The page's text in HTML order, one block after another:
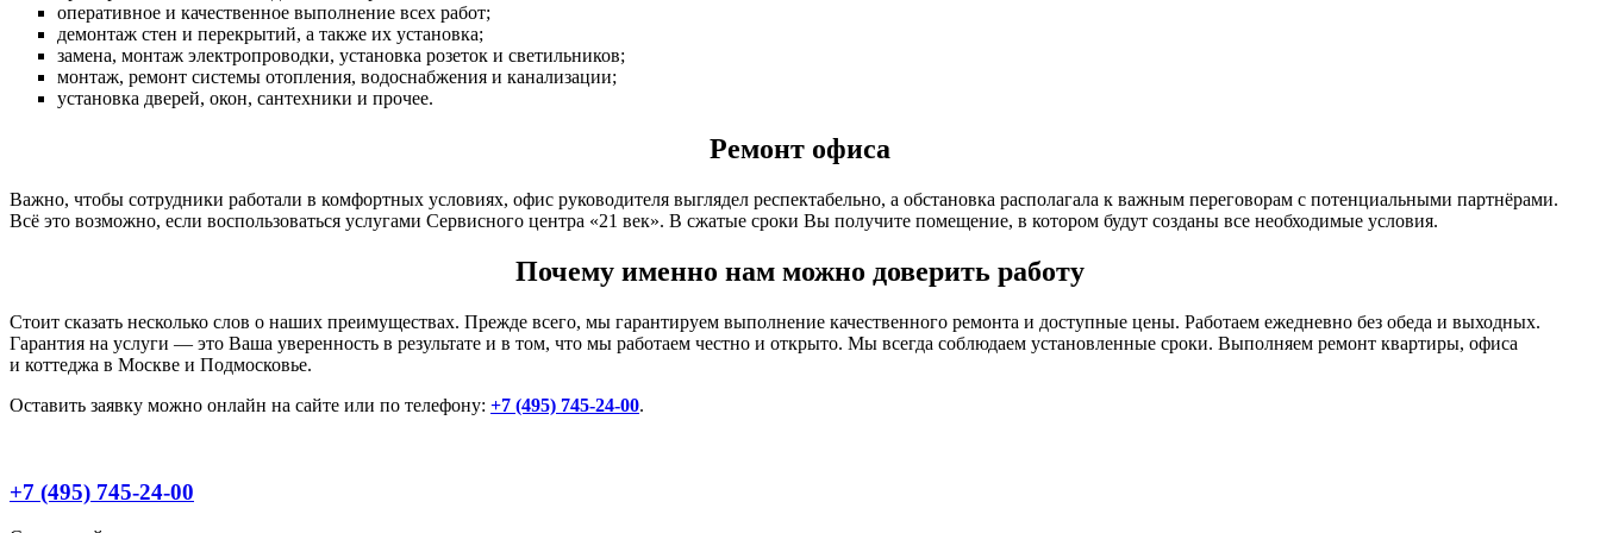
оперативное и качественное выполнение всех работ;
демонтаж стен и перекрытий, а также их установка;
замена, монтаж электропроводки, установка розеток и светильников;
монтаж, ремонт системы отопления, водоснабжения и канализации;
установка дверей, окон, сантехники и прочее.
Ремонт офиса
Важно, чтобы сотрудники работали в комфортных условиях, офис руководителя выглядел респектабельно, а обстановка располагала к важным переговорам с потенциальными партнёрами.
Всё это возможно, если воспользоваться услугами Сервисного центра «21 век». В сжатые сроки Вы получите помещение, в котором будут созданы все необходимые условия.
Почему именно нам можно доверить работу
Стоит сказать несколько слов о наших преимуществах. Прежде всего, мы гарантируем выполнение качественного ремонта и доступные цены. Работаем ежедневно без обеда и выходных.
Гарантия на услуги — это Ваша уверенность в результате и в том, что мы работаем честно и открыто. Мы всегда соблюдаем установленные сроки. Выполняем ремонт квартиры, офиса
и коттеджа в Москве и Подмосковье.
Оставить заявку можно онлайн на сайте или по телефону: +7 (495) 745-24-00.
+7 (495) 745-24-00